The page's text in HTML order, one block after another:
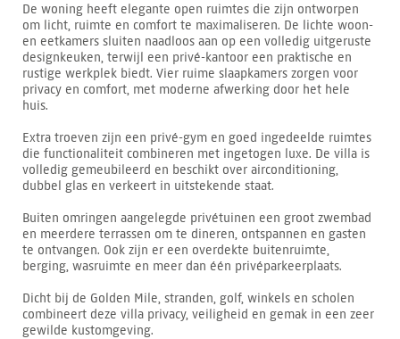
De woning heeft elegante open ruimtes die zijn ontworpen
om licht, ruimte en comfort te maximaliseren. De lichte woon-
en eetkamers sluiten naadloos aan op een volledig uitgeruste
designkeuken, terwijl een privé-kantoor een praktische en
rustige werkplek biedt. Vier ruime slaapkamers zorgen voor
privacy en comfort, met moderne afwerking door het hele
huis.
Extra troeven zijn een privé-gym en goed ingedeelde ruimtes
die functionaliteit combineren met ingetogen luxe. De villa is
volledig gemeubileerd en beschikt over airconditioning,
dubbel glas en verkeert in uitstekende staat.
Buiten omringen aangelegde privétuinen een groot zwembad
en meerdere terrassen om te dineren, ontspannen en gasten
te ontvangen. Ook zijn er een overdekte buitenruimte,
berging, wasruimte en meer dan één privéparkeerplaats.
Dicht bij de Golden Mile, stranden, golf, winkels en scholen
combineert deze villa privacy, veiligheid en gemak in een zeer
gewilde kustomgeving.